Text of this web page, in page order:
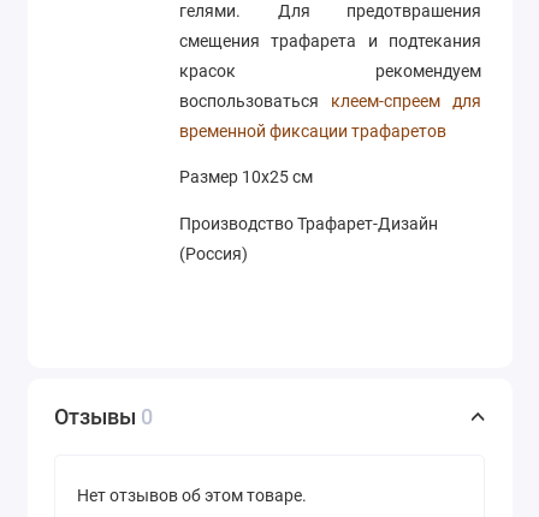
гелями. Для предотврашения
смещения трафарета и подтекания
красок рекомендуем
воспользоваться клеем-спреем для
временной фиксации трафаретов
Размер 10х25 см
Производство Трафарет-Дизайн
(Россия)
Отзывы 0
Нет отзывов об этом товаре.